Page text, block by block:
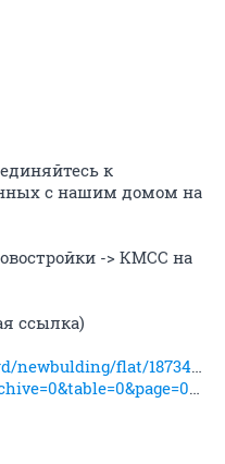
к
с нашим домом на
-> КМСС на
ссылка)
newbulding/flat/